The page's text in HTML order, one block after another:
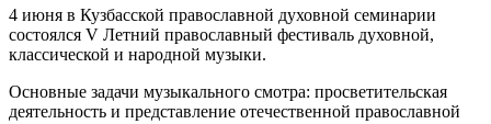
4 июня в Кузбасской православной духовной семинарии
состоялся V Летний православный фестиваль духовной,
классической и народной музыки.
Основные задачи музыкального смотра: просветительская
деятельность и представление отечественной православной